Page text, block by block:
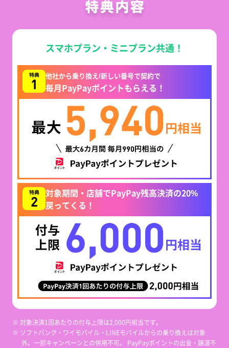
スマホプラン・ミニプラン共通！
他社から乗り換え/新しい番号で契約で
毎月PayPayポイントもらえる！
対象期間・店舗でPayPay残高決済の20%
戻ってくる！
※ 対象決済1回あたりの付与上限は2,000円相当です。
※ ソフトバンク・ワイモバイル・LINEモバイルからの乗り換えは対象
外。一部キャンペーンとの併用不可。 PayPayポイントの出金・譲渡不